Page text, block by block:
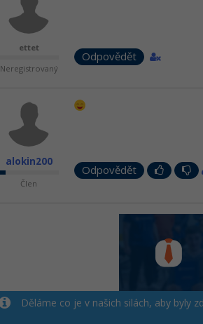
ettet
Neregistrovaný
Odpovědět
alokin200
Člen
Odpovědět
Děláme co je v našich silách, aby byly